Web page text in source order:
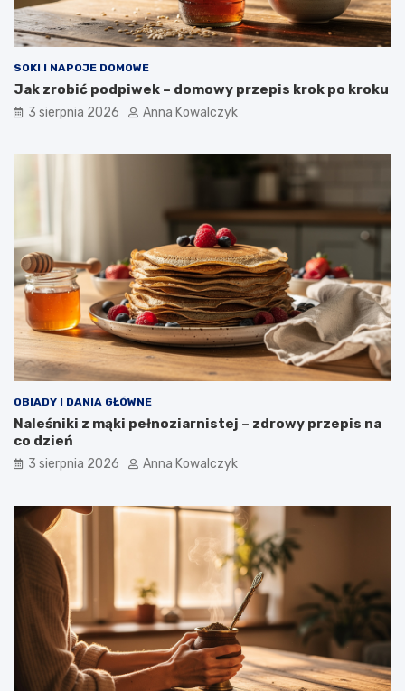
SOKI I NAPOJE DOMOWE
Jak zrobić podpiwek – domowy przepis krok po kroku
3 sierpnia 2026 Anna Kowalczyk
OBIADY I DANIA GŁÓWNE
Naleśniki z mąki pełnoziarnistej – zdrowy przepis na
co dzień
3 sierpnia 2026 Anna Kowalczyk